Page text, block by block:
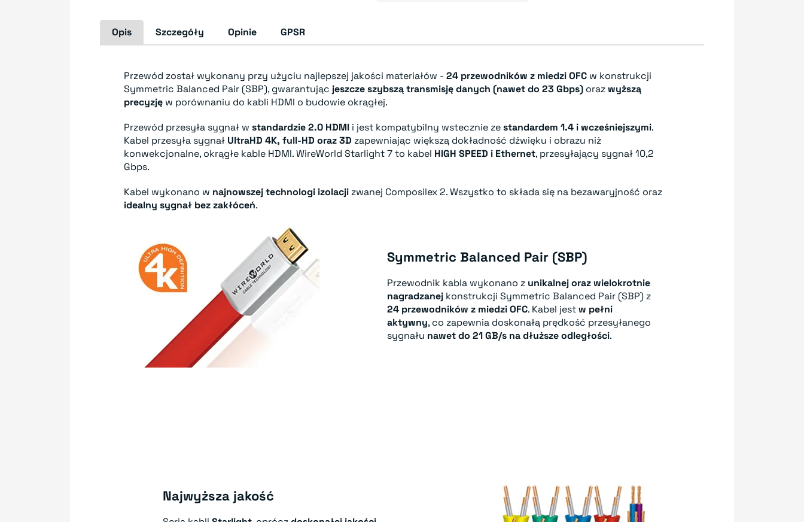
Opis Szczegóły Opinie GPSR
Przewód został wykonany przy użyciu najlepszej jakości materiałów - 24 przewodników z miedzi OFC w konstrukcji
Symmetric Balanced Pair (SBP), gwarantując jeszcze szybszą transmisję danych (nawet do 23 Gbps) orazwyższą
precyzję w porównaniu do kabli HDMI o budowie okrągłej.
Przewód przesyła sygnał w standardzie 2.0 HDMI i jest kompatybilny wstecznie zestandardem 1.4 i wcześniejszymi.
Kabel przesyła sygnał UltraHD 4K, full-HD oraz 3D zapewniając większą dokładność dźwięku i obrazu niż
konwekcjonalne, okrągłe kable HDMI. WireWorld Starlight 7 to kabel HIGH SPEED i Ethernet, przesyłający sygnał 10,2
Gbps.
Kabel wykonano w najnowszej technologi izolacji zwanej Composilex 2. Wszystko to składa się na bezawaryjność oraz
idealny sygnał bez zakłóceń.
Symmetric Balanced Pair (SBP)
Przewodnik kabla wykonano z unikalnej oraz wielokrotnie
nagradzanej konstrukcji Symmetric Balanced Pair (SBP) z
24 przewodników z miedzi OFC. Kabel jestw pełni
aktywny, co zapewnia doskonałą prędkość przesyłanego
sygnału nawet do 21 GB/s na dłuższe odległości.
Najwyższa jakość